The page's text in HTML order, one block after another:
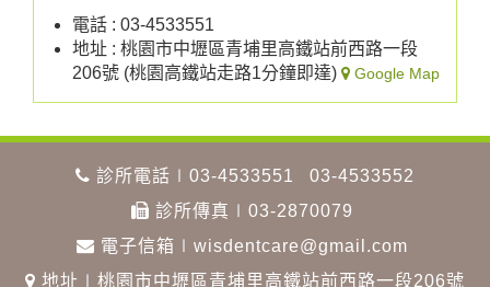
電話 : 03-4533551
地址 : 桃園市中壢區青埔里高鐵站前西路一段
206號 (桃園高鐵站走路1分鐘即達)
Google Map
診所電話∣ 03-4533551
03-4533552
診所傳真∣03-2870079
電子信箱∣ wisdentcare@gmail.com
地址∣桃園市中壢區青埔里高鐵站前西路一段206號